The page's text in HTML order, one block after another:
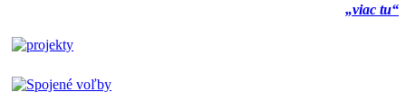
„viac tu“